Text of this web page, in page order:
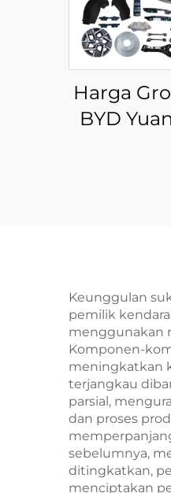
Harga
BYD
Keunggulan
pemilik
menggunakan
Komponen-
meningkatkan
terjangkau
parsial,
dan proses
sebelumnya,
ditingkatkan,
menciptakan